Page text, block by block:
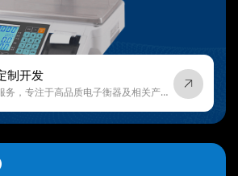
制开发
B2B在线采购订货服务，专注于高品质电子衡器及相关产品的订购